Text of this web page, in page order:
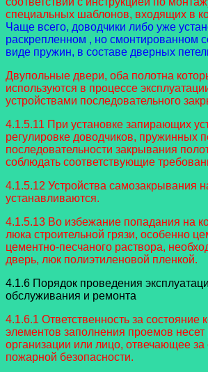
специальных шаблонов, входящих в
Чаще всего, доводчики либо уже
раскрепленном , но смонтированном
виде пружин, в составе дверных
Двупольные двери, оба полотна
используются в процессе
устройствами последовательного
4.1.5.11 При установке запирающих
регулировке доводчиков, пружинных
последовательности закрывания
соблюдать соответствующие
4.1.5.12 Устройства самозакрывания
устанавливаются.
4.1.5.13 Во избежание попадания на
люка строительной грязи, особенно
цементно-песчаного раствора,
дверь, люк полиэтиленовой пленкой.
4.1.6 Порядок проведения
обслуживания и ремонта
4.1.6.1 Ответственность за состояние
элементов заполнения проемов несет
организации или лицо, отвечающее за
пожарной безопасности.